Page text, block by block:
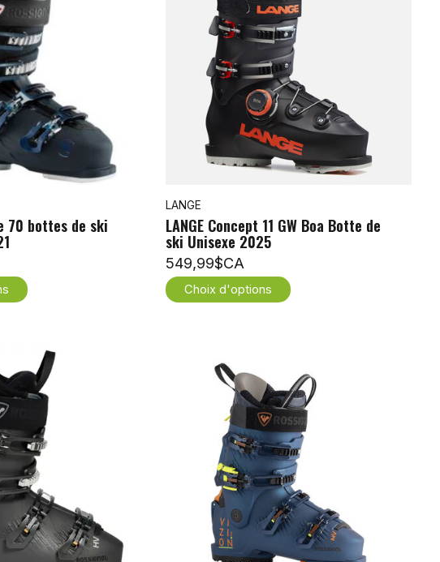
70 bottes de ski
LANGE
LANGE Concept 11 GW Boa Botte de
ski Unisexe 2025
549,99$CA
Choix d'options